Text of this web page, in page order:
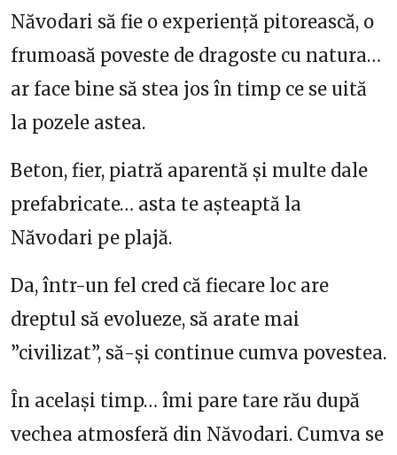
Năvodari să fie o experiență pitorească, o
frumoasă poveste de dragoste cu natura…
ar face bine să stea jos în timp ce se uită
la pozele astea.
Beton, fier, piatră aparentă și multe dale
prefabricate… asta te așteaptă la
Năvodari pe plajă.
Da, într-un fel cred că fiecare loc are
dreptul să evolueze, să arate mai
”civilizat”, să-și continue cumva povestea.
În același timp… îmi pare tare rău după
vechea atmosferă din Năvodari. Cumva se